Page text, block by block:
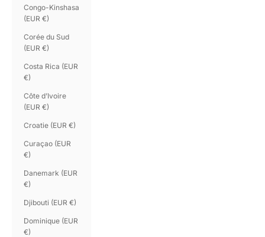
Congo-Kinshasa
(EUR €)
Corée du Sud
(EUR €)
Costa Rica (EUR
€)
Côte d’Ivoire
(EUR €)
Croatie (EUR €)
Curaçao (EUR
€)
Danemark (EUR
€)
Djibouti (EUR €)
Dominique (EUR
€)